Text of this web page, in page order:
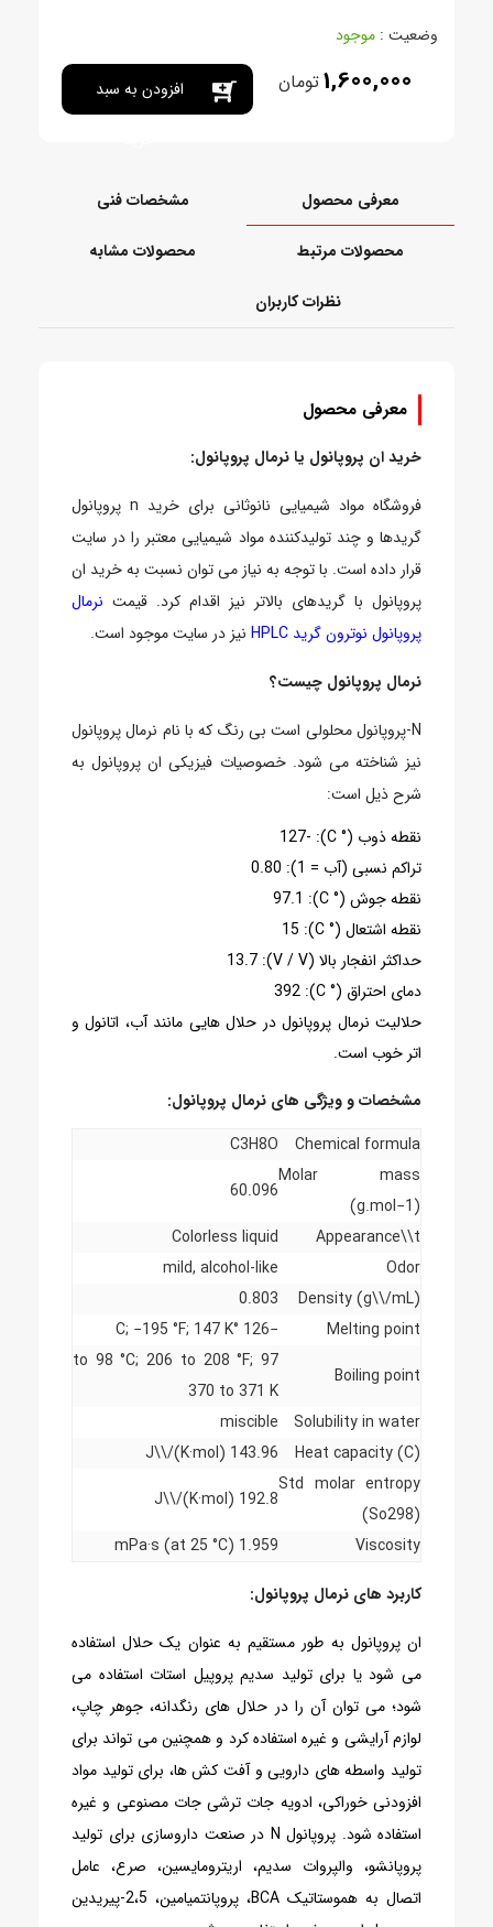
وضعیت : موجود
1,600,000تومان افزودن به سبد
معرفی محصول مشخصات فنی
محصولات مرتبط محصولات مشابه
نظرات کاربران
معرفی محصول
خرید ان پروپانول یا نرمال پروپانول:
فروشگاه مواد شیمیایی نانوثانی برای خرید n پروپانول
گریدها و چند تولیدکننده مواد شیمیایی معتبر را در سایت
قرار داده است. با توجه به نیاز می توان نسبت به خرید ان
پروپانول با گریدهای بالاتر نیز اقدام کرد. قیمت نرمال
پروپانول نوترون گرید HPLC
نیز در سایت موجود است.
نرمال پروپانول چیست؟
N-پروپانول محلولی است بی رنگ که با نام نرمال پروپانول
نیز شناخته می شود. خصوصیات فیزیکی ان پروپانول به
شرح ذیل است:
نقطه ذوب (° C): -127
تراکم نسبی (آب = 1): 0.80
نقطه جوش (° C): 97.1
نقطه اشتعال (° C): 15
حداکثر انفجار بالا (V / V): 13.7
دمای احتراق (° C): 392
حلالیت نرمال پروپانول در حلال هایی مانند آب، اتانول و
اتر خوب است.
مشخصات و ویژگی های نرمال پروپانول:
Chemical formula
C3H8O
Molar mass
(g.mol−1)
60.096
Appearance\\t
Colorless liquid
Odor
mild, alcohol-like
Density (g\\/mL)
0.803
Melting point
−126 °C; −195 °F; 147 K
Boiling point
97 to 98 °C; 206 to 208 °F;
370 to 371 K
Solubility in water
miscible
Heat capacity (C)
143.96 J\\/(K·mol)
Std molar entropy
(So298)
192.8 J\\/(K·mol)
Viscosity
1.959 mPa·s (at 25 °C)
کاربرد های نرمال پروپانول:
ان پروپانول به طور مستقیم به عنوان یک حلال استفاده
می شود یا برای تولید سدیم پروپیل استات استفاده می
شود؛ می توان آن را در حلال های رنگدانه، جوهر چاپ،
لوازم آرایشی و غیره استفاده کرد و همچنین می تواند برای
تولید واسطه های دارویی و آفت کش ها، برای تولید مواد
افزودنی خوراکی، ادویه جات ترشی جات مصنوعی و غیره
استفاده شود. پروپانول N در صنعت داروسازی برای تولید
پروپانشو، والپروات سدیم، اریترومایسین، صرع، عامل
اتصال به هموستاتیک BCA، پروپانتمیامین، 2،5-پیریدین